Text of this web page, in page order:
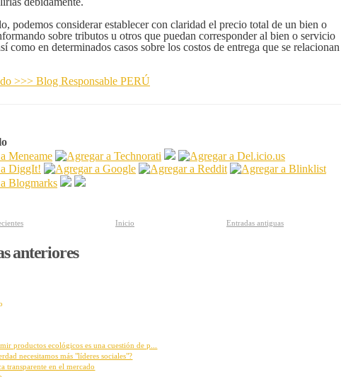
podemos considerar establecer con claridad el precio total de un bien o
sobre tributos u otros que puedan corresponder al bien o servicio
como en determinados casos sobre los costos de entrega que se relacionan
>>> Blog Responsable PERÚ
Entradas antiguas
Inicio
anteriores
productos ecológicos es una cuestión de p...
necesitamos más "líderes sociales"?
transparente en el mercado